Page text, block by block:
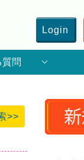
Login
問
>>